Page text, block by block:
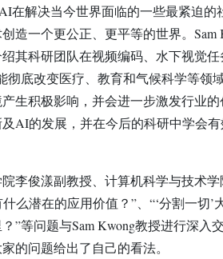
在解决当今世界面临的一些最紧迫的
造一个更公正、更平等的世界。
其科研团队在视频编码、水下视觉
彻底改变医疗、教育和气候科学等领
生积极影响，并会进一步激发行业
AI的发展，并在今后的科研中学会
李俊漾副教授、计算机科学与技术
么潜在的应用价值？”、“‘分割一切’
”等问题与Sam Kwong教授进行深入
的问题给出了自己的看法。